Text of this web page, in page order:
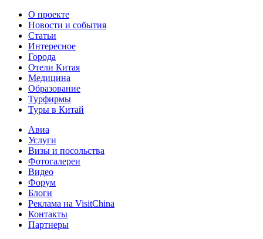
О проекте
Новости и события
Статьи
Интересное
Города
Отели Китая
Медицина
Образование
Турфирмы
Туры в Китай
Авиа
Услуги
Визы и посольства
Фотогалереи
Видео
Форум
Блоги
Реклама на VisitChina
Контакты
Партнеры